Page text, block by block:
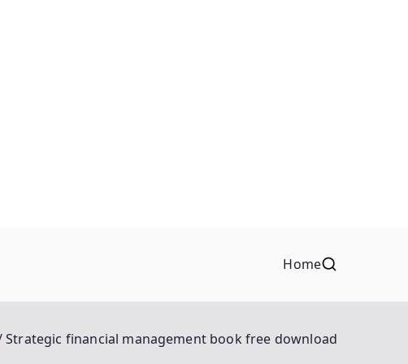
Home
Strategic financial management book free download